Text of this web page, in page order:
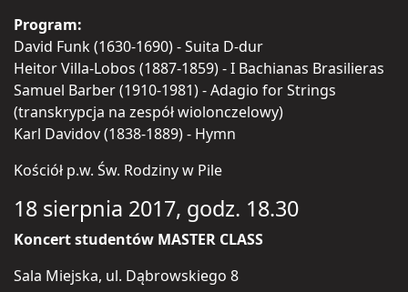
Program:
David Funk (1630-1690) - Suita D-dur
Heitor Villa-Lobos (1887-1859) - I Bachianas Brasilieras
Samuel Barber (1910-1981) - Adagio for Strings
(transkrypcja na zespół wiolonczelowy)
Karl Davidov (1838-1889) - Hymn
Kościół p.w. Św. Rodziny w Pile
18 sierpnia 2017, godz. 18.30
Koncert studentów MASTER CLASS
Sala Miejska, ul. Dąbrowskiego 8